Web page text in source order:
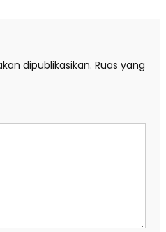
dipublikasikan. Ruas yang